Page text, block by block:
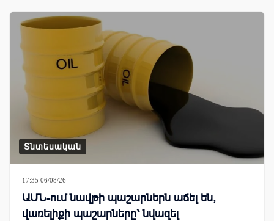
Տնտեսական
17:35 06/08/26
ԱՄՆ-ում նավթի պաշարներն աճել են,
վառելիքի պաշարները՝ նվազել